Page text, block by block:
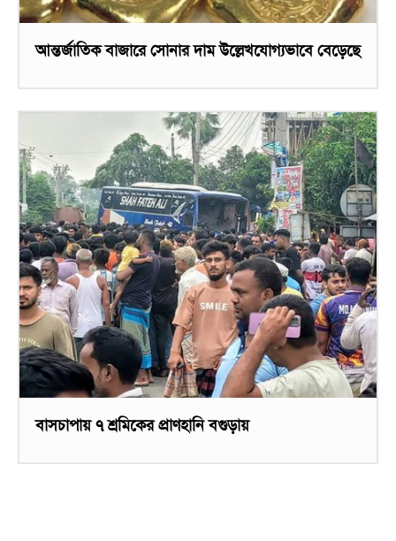
আন্তর্জাতিক বাজারে সোনার দাম উল্লেখযোগ্যভাবে বেড়েছে
বাসচাপায় ৭ শ্রমিকের প্রাণহানি বগুড়ায়